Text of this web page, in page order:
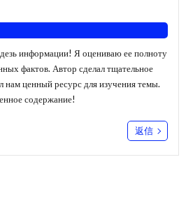
информации! Я оцениваю ее полноту
фактов. Автор сделал тщательное
нам ценный ресурс для изучения темы.
содержание!
返信